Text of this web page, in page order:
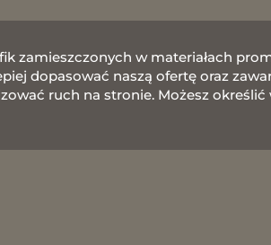
zamieszczonych w materiałach
dopasować naszą ofertę oraz
ruch na stronie. Możesz określić